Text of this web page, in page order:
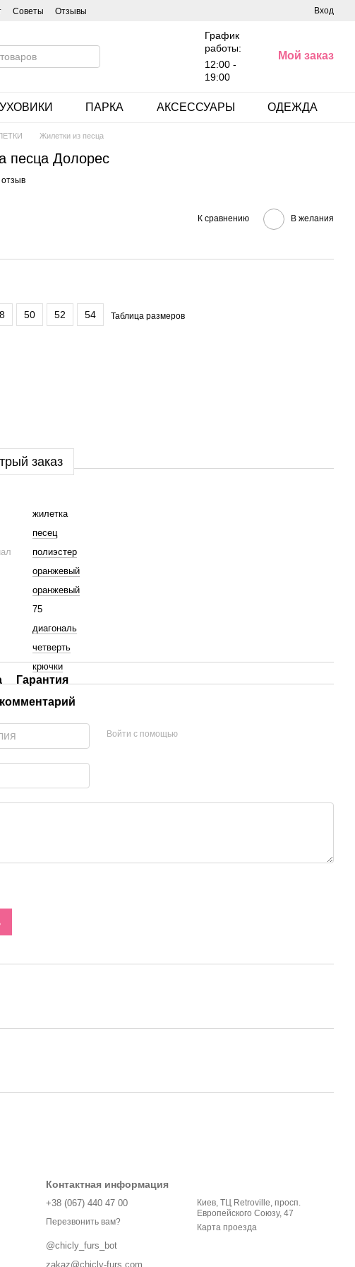
Советы Отзывы Вход
График
работы:
12:00 -
19:00
Мой заказ
ПАРКА АКСЕССУАРЫ ОДЕЖДА
Жилетки из песца
песца Долорес
отзыв
К сравнению В желания
50 52 54 Таблица размеров
заказ
жилетка
песец
полиэстер
оранжевый
оранжевый
75
диагональ
четверть
крючки
Гарантия
Войти с помощью
Контактная информация
+38 (067) 440 47 00
Перезвонить вам?
@chicly_furs_bot
zakaz@chicly-furs.com
Киев, ТЦ Retroville, просп.
Европейского Союзу, 47
Карта проезда